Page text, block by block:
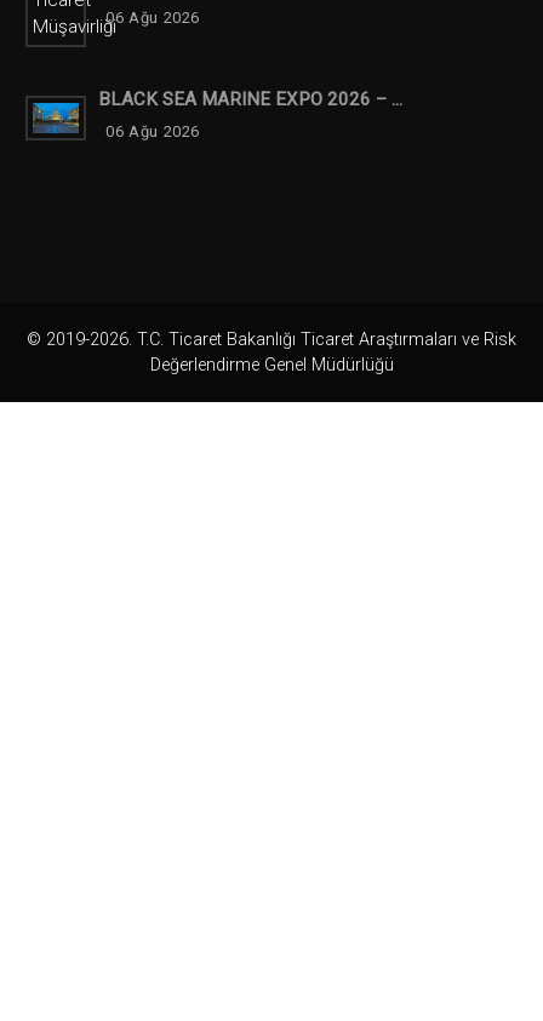
06 Ağu 2026
BLACK SEA MARINE EXPO 2026 – ...
06 Ağu 2026
© 2019-2026. T.C. Ticaret Bakanlığı Ticaret Araştırmaları ve Risk
Değerlendirme Genel Müdürlüğü